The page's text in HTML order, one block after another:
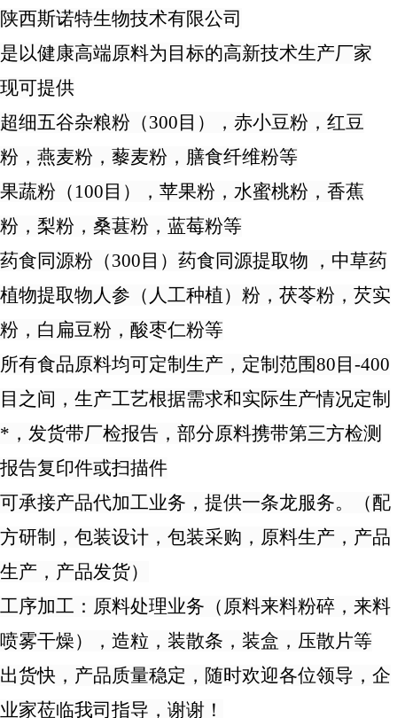
陕西斯诺特生物技术有限公司
是以健康高端原料为目标的高新技术生产厂家
现可提供
超细五谷杂粮粉（300目），赤小豆粉，红豆
粉，燕麦粉，藜麦粉，膳食纤维粉等
果蔬粉（ 100目），苹果粉，水蜜桃粉，香蕉
粉，梨粉，桑葚粉，蓝莓粉等
药食同源粉（300目） 药食同源提取物 ， 中草药
植物提取物人参（人工种植） 粉 ，茯苓粉，芡实
粉，白扁豆粉， 酸枣仁粉等
所有食品原料均可定制生产，定制范围80目-400
目之间，生产工艺根据需求和实际生产情况定制
*，发货带厂检报告，部分原料携带第三方检测
报告复印件或扫描件
可承接产品代加工业务，提供一条龙服务。（配
方研制，包装设计，包装采购，原料生产，产品
生产，产品发货）
工序加工：原料处理业务（原料来料粉碎，来料
喷雾干燥），造粒，装散条，装盒，压散片等
出货快，产品质量稳定，随时欢迎各位领导，企
业家莅临我司指导，谢谢！